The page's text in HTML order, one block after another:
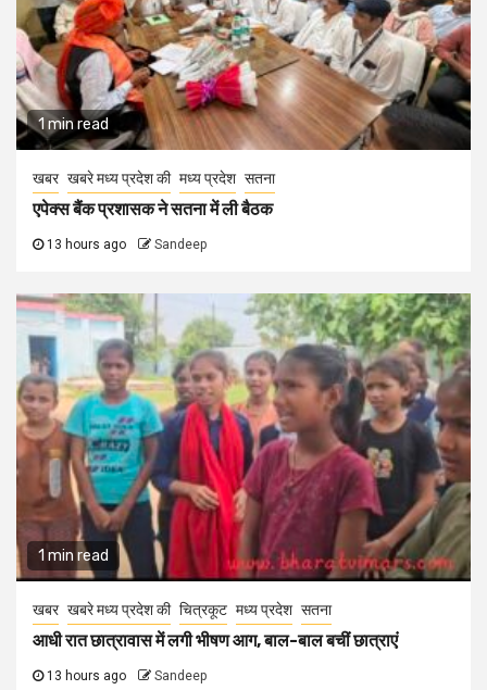
1 min read
खबर खबरे मध्य प्रदेश की मध्य प्रदेश सतना
एपेक्स बैंक प्रशासक ने सतना में ली बैठक
13 hours ago Sandeep
1 min read
खबर खबरे मध्य प्रदेश की चित्रकूट मध्य प्रदेश सतना
आधी रात छात्रावास में लगी भीषण आग, बाल-बाल बचीं छात्राएं
13 hours ago Sandeep